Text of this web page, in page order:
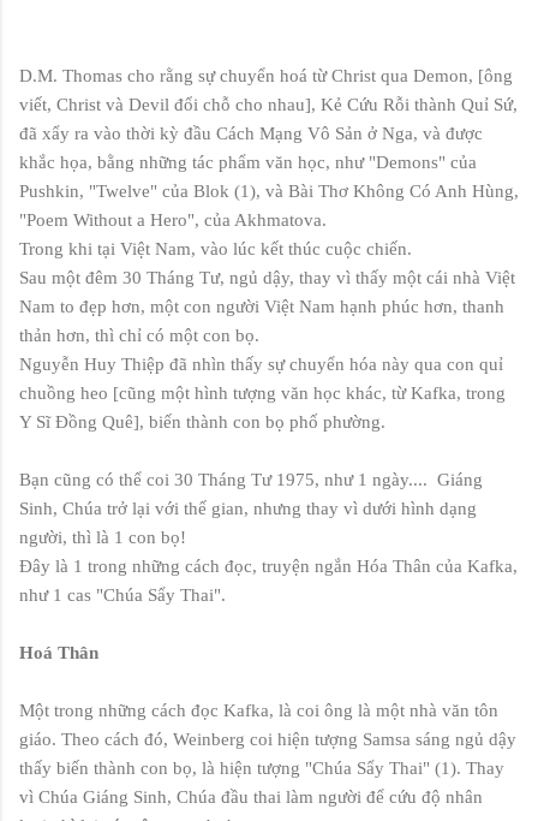
D.M. Thomas cho rằng sự chuyển hoá từ Christ qua Demon, [ông
viết, Christ và Devil đổi chỗ cho nhau], Kẻ Cứu Rỗi thành Quỉ Sứ,
đã xẩy ra vào thời kỳ đầu Cách Mạng Vô Sản ở Nga, và được
khắc họa, bằng những tác phẩm văn học, như "Demons" của
Pushkin, "Twelve" của Blok (1), và Bài Thơ Không Có Anh Hùng,
"Poem Without a Hero", của Akhmatova.
Trong khi tại Việt Nam, vào lúc kết thúc cuộc chiến.
Sau một đêm 30 Tháng Tư, ngủ dậy, thay vì thấy một cái nhà Việt
Nam to đẹp hơn, một con người Việt Nam hạnh phúc hơn, thanh
thản hơn, thì chỉ có một con bọ.
Nguyễn Huy Thiệp đã nhìn thấy sự chuyển hóa này qua con quỉ
chuồng heo [cũng một hình tượng văn học khác, từ Kafka, trong
Y Sĩ Đồng Quê], biến thành con bọ phố phường.
Bạn cũng có thể coi 30 Tháng Tư 1975, như 1 ngày.... Giáng
Sinh, Chúa trở lại với thế gian, nhưng thay vì dưới hình dạng
người, thì là 1 con bọ!
Đây là 1 trong những cách đọc, truyện ngắn Hóa Thân của Kafka,
như 1 cas "Chúa Sẩy Thai".
Hoá Thân
Một trong những cách đọc Kafka, là coi ông là một nhà văn tôn
giáo. Theo cách đó, Weinberg coi hiện tượng Samsa sáng ngủ dậy
thấy biến thành con bọ, là hiện tượng "Chúa Sẩy Thai" (1). Thay
vì Chúa Giáng Sinh, Chúa đầu thai làm người để cứu độ nhân